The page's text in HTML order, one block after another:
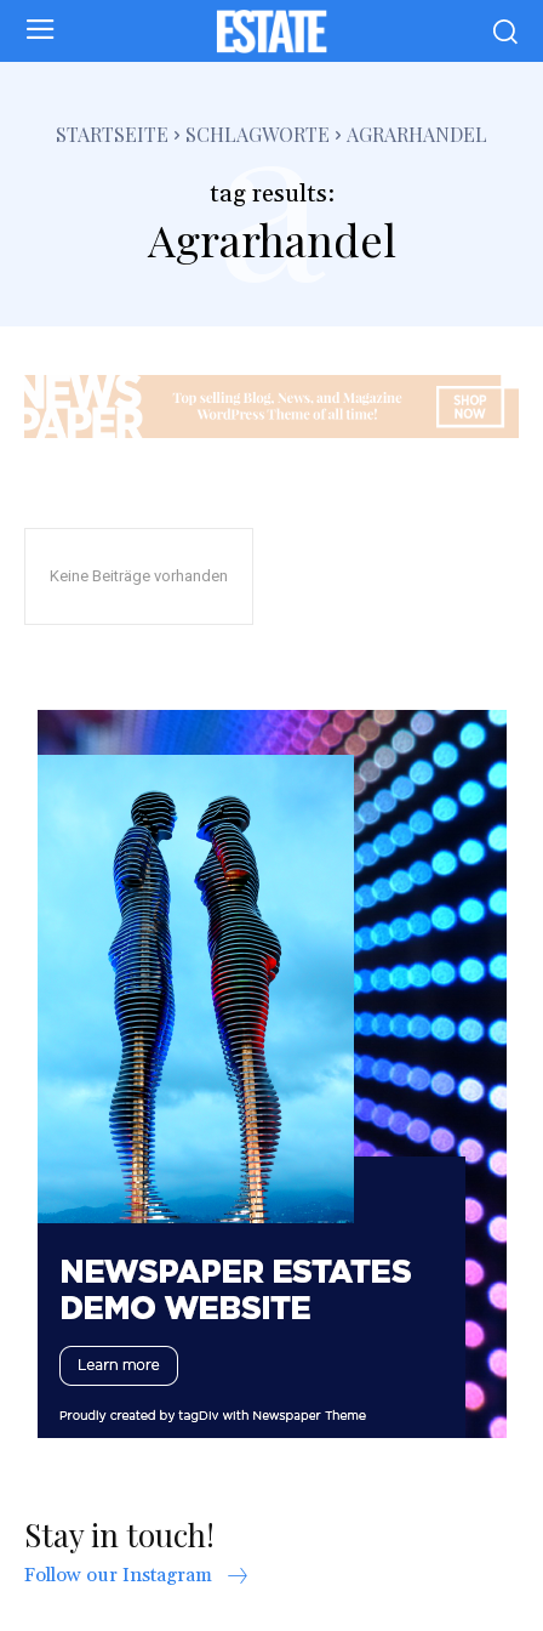
STARTSEITE SCHLAGWORTE AGRARHANDEL
tag results:
Agrarhandel
a
Keine Beiträge vorhanden
Stay in touch!
Follow our Instagram